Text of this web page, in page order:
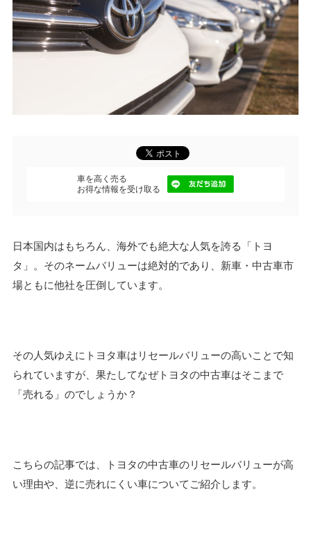
車を高く売る
お得な情報を受け取る
日本国内はもちろん、海外でも絶大な人気を誇る「トヨ
タ」。そのネームバリューは絶対的であり、新車・中古車市
場ともに他社を圧倒しています。
その人気ゆえにトヨタ車はリセールバリューの高いことで知
られていますが、果たしてなぜトヨタの中古車はそこまで
「売れる」のでしょうか？
こちらの記事では、トヨタの中古車のリセールバリューが高
い理由や、逆に売れにくい車についてご紹介します。